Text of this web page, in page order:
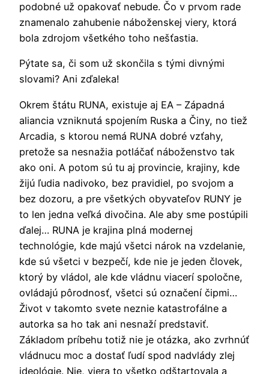
podobné už opakovať nebude. Čo v prvom rade
znamenalo zahubenie náboženskej viery, ktorá
bola zdrojom všetkého toho nešťastia.
Pýtate sa, či som už skončila s tými divnými
slovami? Ani zďaleka!
Okrem štátu RUNA, existuje aj EA – Západná
aliancia vzniknutá spojením Ruska a Činy, no tiež
Arcadia, s ktorou nemá RUNA dobré vzťahy,
pretože sa nesnažia potláčať náboženstvo tak
ako oni. A potom sú tu aj provincie, krajiny, kde
žijú ľudia nadivoko, bez pravidiel, po svojom a
bez dozoru, a pre všetkých obyvateľov RUNY je
to len jedna veľká divočina. Ale aby sme postúpili
ďalej… RUNA je krajina plná modernej
technológie, kde majú všetci nárok na vzdelanie,
kde sú všetci v bezpečí, kde nie je jeden človek,
ktorý by vládol, ale kde vládnu viacerí spoločne,
ovládajú pôrodnosť, všetci sú označení čipmi…
Život v takomto svete neznie katastrofálne a
autorka sa ho tak ani nesnaží predstaviť.
Základom príbehu totiž nie je otázka, ako zvrhnúť
vládnucu moc a dostať ľudí spod nadvlády zlej
ideológie. Nie, viera to všetko odštartovala a